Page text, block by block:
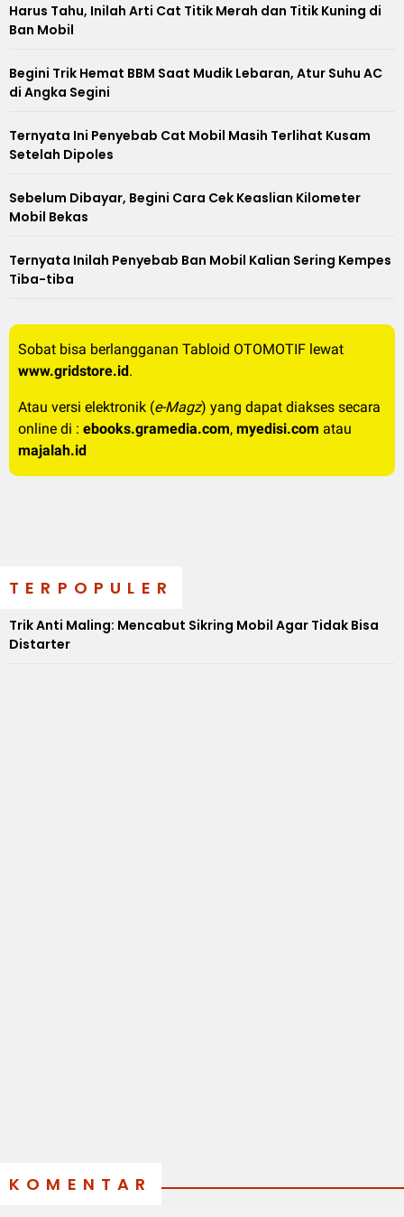
Harus Tahu, Inilah Arti Cat Titik Merah dan Titik Kuning di
Ban Mobil
Begini Trik Hemat BBM Saat Mudik Lebaran, Atur Suhu AC
di Angka Segini
Ternyata Ini Penyebab Cat Mobil Masih Terlihat Kusam
Setelah Dipoles
Sebelum Dibayar, Begini Cara Cek Keaslian Kilometer
Mobil Bekas
Ternyata Inilah Penyebab Ban Mobil Kalian Sering Kempes
Tiba-tiba
Sobat bisa berlangganan Tabloid OTOMOTIF lewat
www.gridstore.id.
Atau versi elektronik (e-Magz) yang dapat diakses secara
online di : ebooks.gramedia.com, myedisi.com atau
majalah.id
TERPOPULER
Trik Anti Maling: Mencabut Sikring Mobil Agar Tidak Bisa
Distarter
KOMENTAR